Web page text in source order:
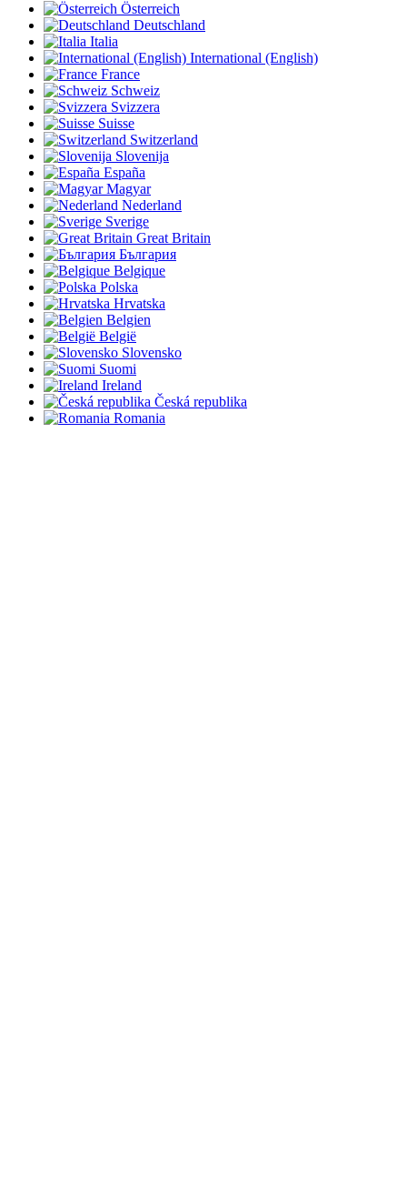
Österreich
Deutschland
Italia
International (English)
France
Schweiz
Svizzera
Suisse
Switzerland
Slovenija
España
Magyar
Nederland
Sverige
Great Britain
България
Belgique
Polska
Hrvatska
Belgien
België
Slovensko
Suomi
Ireland
Česká republika
Romania